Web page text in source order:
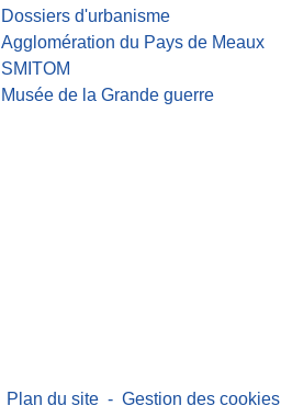
Dossiers d'urbanisme
Agglomération du Pays de Meaux
SMITOM
Musée de la Grande guerre
Plan du site - Gestion des cookies